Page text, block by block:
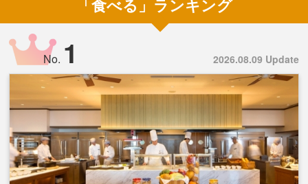
「食べる」ランキング
2026.08.09 Update
No. 1